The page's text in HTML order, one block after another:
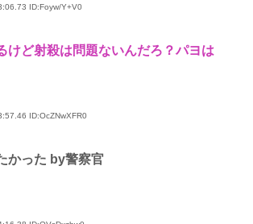
ID:Foyw/Y+V0
けど射殺は問題ないんだろ？パヨは
ID:OcZNwXFR0
かった by警察官